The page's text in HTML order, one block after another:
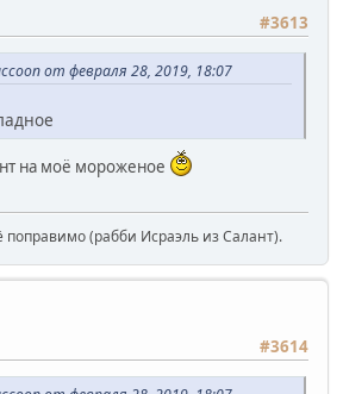
#3613
от февраля 28, 2019, 18:07
на моё мороженое
поправимо (рабби Исраэль из Салант).
#3614